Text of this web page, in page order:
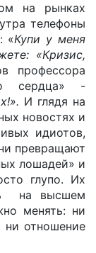
на рынках
телефоны
«Купи у меня
«Кризис,
профессора
сердца» -
И глядя на
новостях и
идиотов,
превращают
лошадей» и
глупо. Их
на высшем
менять: ни
ни отношение